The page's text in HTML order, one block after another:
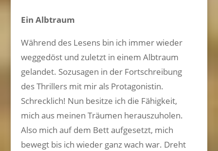
Ein Albtraum
Während des Lesens bin ich immer wieder
weggedöst und zuletzt in einem Albtraum
gelandet. Sozusagen in der Fortschreibung
des Thrillers mit mir als Protagonistin.
Schrecklich! Nun besitze ich die Fähigkeit,
mich aus meinen Träumen herauszuholen.
Also mich auf dem Bett aufgesetzt, mich
bewegt bis ich wieder ganz wach war. Dreht